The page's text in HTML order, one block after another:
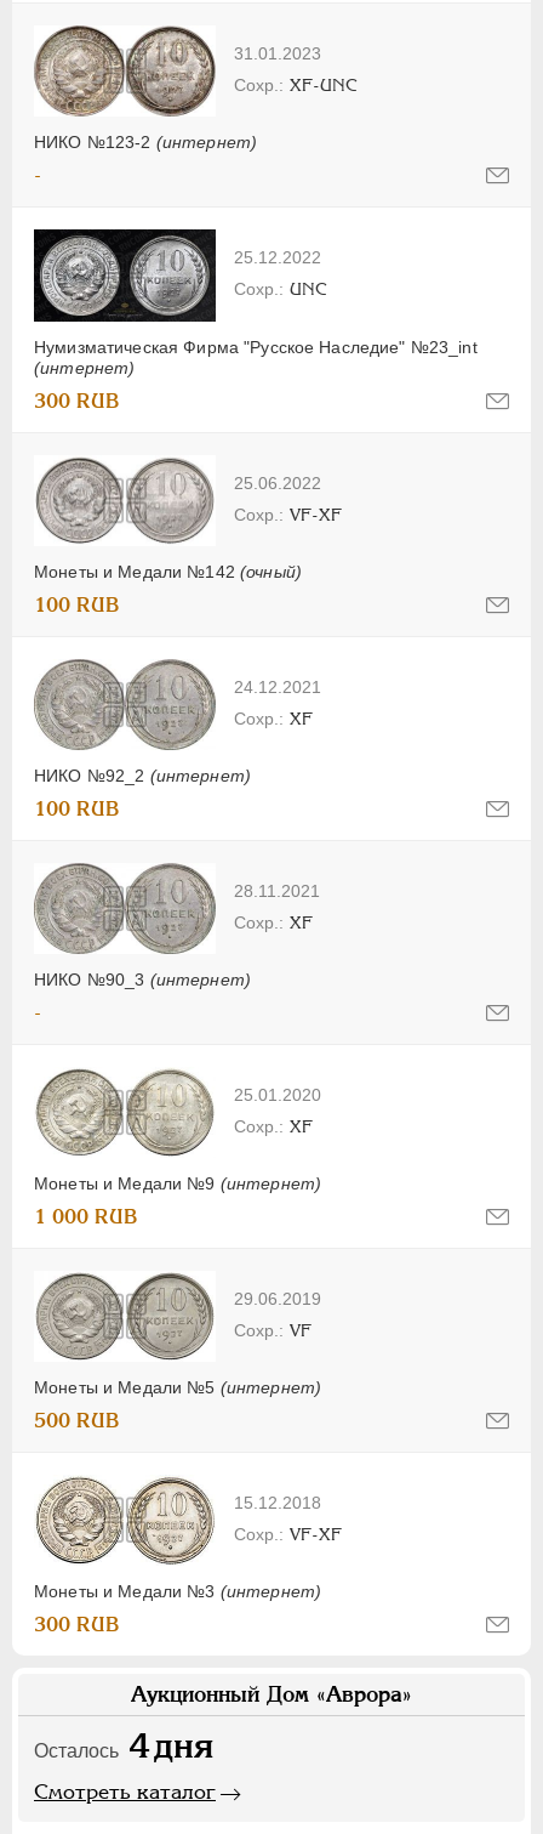
31.01.2023
НИКО №123-2 (интернет)
XF-UNC
-
25.12.2022
Нумизматическая Фирма "Русское Наследие" №23_int
(интернет)
UNC
300 RUB
25.06.2022
Монеты и Медали №142 (очный)
VF-XF
100 RUB
24.12.2021
НИКО №92_2 (интернет)
XF
100 RUB
28.11.2021
НИКО №90_3 (интернет)
XF
-
25.01.2020
Монеты и Медали №9 (интернет)
XF
1 000 RUB
29.06.2019
Монеты и Медали №5 (интернет)
VF
500 RUB
15.12.2018
Монеты и Медали №3 (интернет)
VF-XF
300 RUB
Аукционный Дом «Аврора»
Осталось 4дня
Смотреть каталог